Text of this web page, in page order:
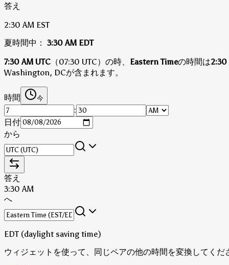
答え
2:30 AM EST
夏時間中： 3:30 AM EDT
7:30 AM UTC （07:30 UTC）の時、 Eastern Timeの時間は2:30
Washington, DCが含まれます。
時間 今
:
日付
から
答え
3:30 AM
へ
EDT (daylight saving time)
ウィジェットを使って、同じペアの他の時間を変換してくだ